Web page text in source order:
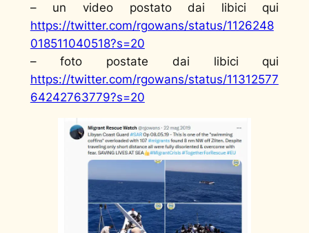
– un video postato dai libici qui
https://twitter.com/rgowans/status/1126248
018511040518?s=20
– foto postate dai libici qui
https://twitter.com/rgowans/status/11312577
64242763779?s=20